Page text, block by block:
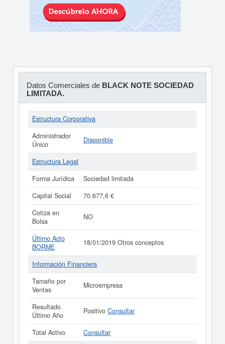
Datos Comerciales de BLACK NOTE SOCIEDAD
LIMITADA.
Estructura Corporativa
Administrador
Único
Disponible
Estructura Legal
Forma Jurídica
Sociedad limitada
Capital Social
70.677,6 €
Cotiza en
Bolsa
NO
Último Acto
BORME
18/01/2019 Otros conceptos
Información Financiera
Tamaño por
Ventas
Microempresa
Resultado
Último Año
Positivo Consultar
Total Activo Consultar